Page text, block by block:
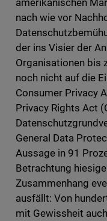
amerikanischen
nach wie vor
der ins Visier der
Organisationen bis
noch nicht auf die
Consumer Privacy
Privacy Rights Act
General Data
Aussage in 91
Betrachtung
Zusammenhang
ausfällt: Von
mit Gewissheit